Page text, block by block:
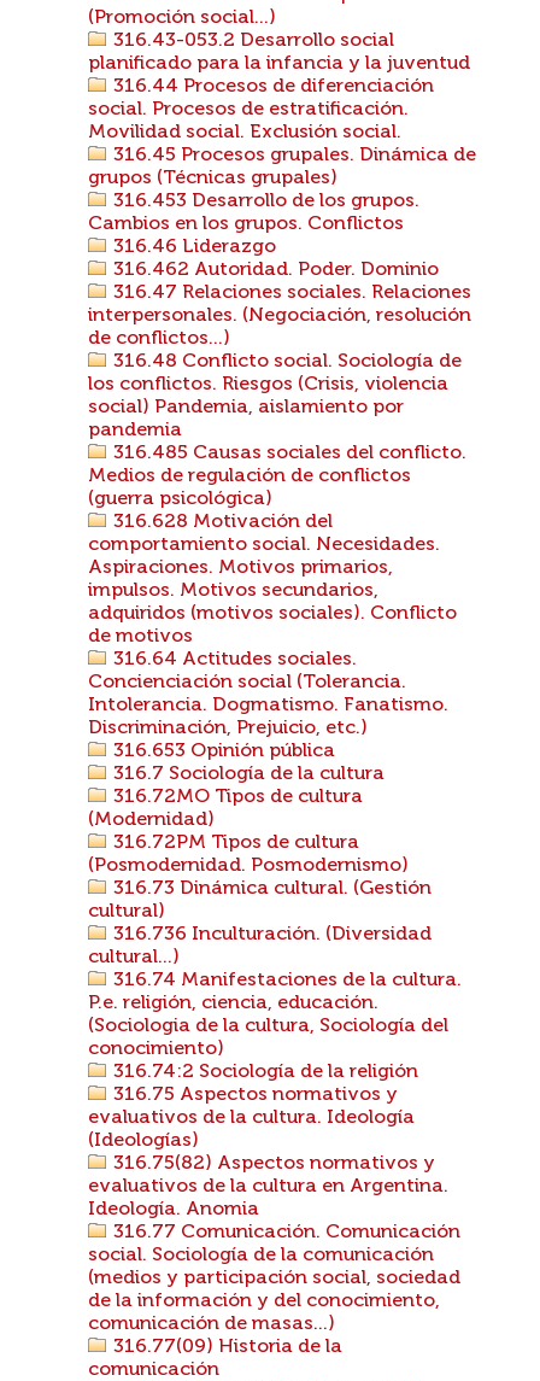
(Promoción social...)
316.43-053.2 Desarrollo social
planificado para la infancia y la juventud
316.44 Procesos de diferenciación
social. Procesos de estratificación.
Movilidad social. Exclusión social.
316.45 Procesos grupales. Dinámica de
grupos (Técnicas grupales)
316.453 Desarrollo de los grupos.
Cambios en los grupos. Conflictos
316.46 Liderazgo
316.462 Autoridad. Poder. Dominio
316.47 Relaciones sociales. Relaciones
interpersonales. (Negociación, resolución
de conflictos...)
316.48 Conflicto social. Sociología de
los conflictos. Riesgos (Crisis, violencia
social) Pandemia, aislamiento por
pandemia
316.485 Causas sociales del conflicto.
Medios de regulación de conflictos
(guerra psicológica)
316.628 Motivación del
comportamiento social. Necesidades.
Aspiraciones. Motivos primarios,
impulsos. Motivos secundarios,
adquiridos (motivos sociales). Conflicto
de motivos
316.64 Actitudes sociales.
Concienciación social (Tolerancia.
Intolerancia. Dogmatismo. Fanatismo.
Discriminación, Prejuicio, etc.)
316.653 Opinión pública
316.7 Sociología de la cultura
316.72MO Tipos de cultura
(Modernidad)
316.72PM Tipos de cultura
(Posmodernidad. Posmodernismo)
316.73 Dinámica cultural. (Gestión
cultural)
316.736 Inculturación. (Diversidad
cultural...)
316.74 Manifestaciones de la cultura.
P.e. religión, ciencia, educación.
(Sociologia de la cultura, Sociología del
conocimiento)
316.74:2 Sociología de la religión
316.75 Aspectos normativos y
evaluativos de la cultura. Ideología
(Ideologías)
316.75(82) Aspectos normativos y
evaluativos de la cultura en Argentina.
Ideología. Anomia
316.77 Comunicación. Comunicación
social. Sociología de la comunicación
(medios y participación social, sociedad
de la información y del conocimiento,
comunicación de masas...)
316.77(09) Historia de la
comunicación